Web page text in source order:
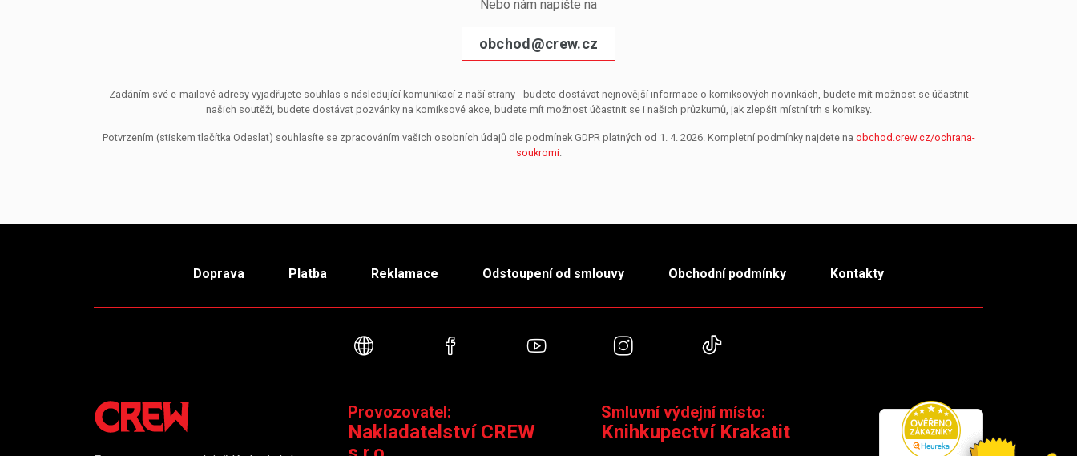
Nebo nám napište na
obchod@crew.cz
Zadáním své e-mailové adresy vyjadřujete souhlas s následující komunikací z naší strany - budete dostávat nejnovější informace o komiksových novinkách, budete mít možnost se účastnit
našich soutěží, budete dostávat pozvánky na komiksové akce, budete mít možnost účastnit se i našich průzkumů, jak zlepšit místní trh s komiksy.
Potvrzením (stiskem tlačítka Odeslat) souhlasíte se zpracováním vašich osobních údajů dle podmínek GDPR platných od 1. 4. 2026. Kompletní podmínky najdete na obchod.crew.cz/ochrana-
soukromi.
Doprava Platba Reklamace Odstoupení od smlouvy Obchodní podmínky Kontakty
Webové stránkyFacebookYouTube Instagram
Provozovatel:
Nakladatelství CREW
Smluvní výdejní místo:
Knihkupectví Krakatit